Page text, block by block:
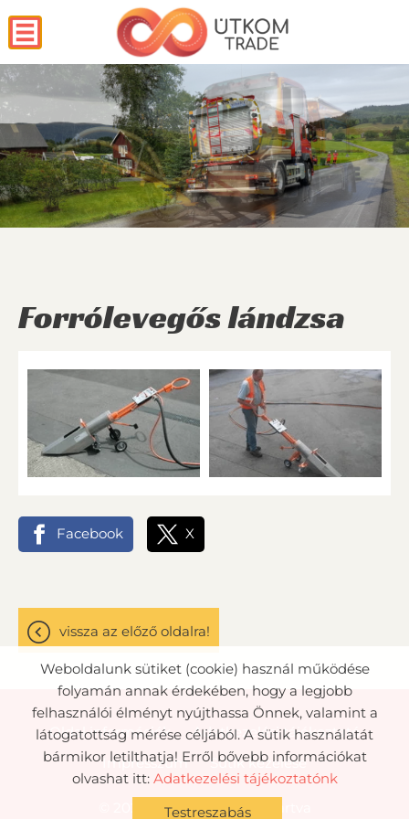
Forrólevegős lándzsa
Facebook X
vissza az előző oldalra!
© 2026 - Minden jog fenntartva
Oldal információk
Adatkezelési tájékoztató
Impresszum
Sütik kezelése
Testreszabás
Weboldalunk sütiket (cookie) használ működése
folyamán annak érdekében, hogy a legjobb
felhasználói élményt nyújthassa Önnek, valamint a
látogatottság mérése céljából. A sütik használatát
bármikor letilthatja! Erről bővebb információkat
olvashat itt: Adatkezelési tájékoztatónk